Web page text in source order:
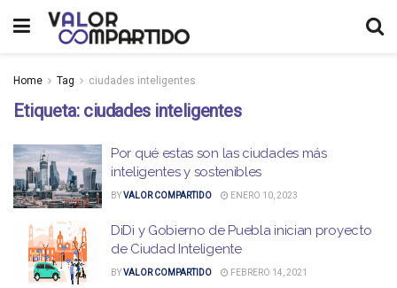
Home Tag ciudades inteligentes
Etiqueta: ciudades inteligentes
Por qué estas son las ciudades más
inteligentes y sostenibles
BYVALOR COMPARTIDO ENERO 10, 2023
DiDi y Gobierno de Puebla inician proyecto
de Ciudad Inteligente
BYVALOR COMPARTIDO FEBRERO 14, 2021